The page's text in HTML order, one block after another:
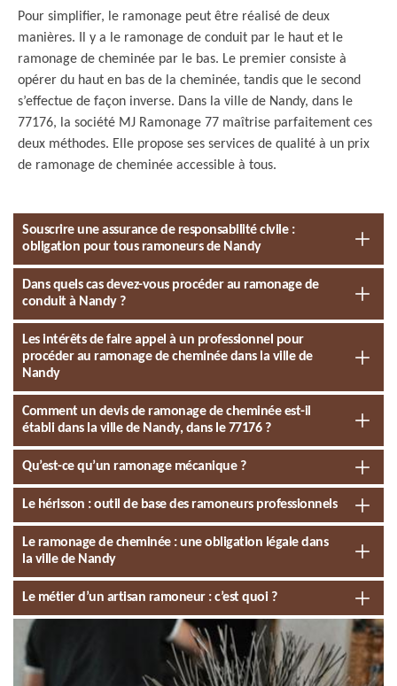
Pour simplifier, le ramonage peut être réalisé de deux
manières. Il y a le ramonage de conduit par le haut et le
ramonage de cheminée par le bas. Le premier consiste à
opérer du haut en bas de la cheminée, tandis que le second
s’effectue de façon inverse. Dans la ville de Nandy, dans le
77176, la société MJ Ramonage 77 maîtrise parfaitement ces
deux méthodes. Elle propose ses services de qualité à un prix
de ramonage de cheminée accessible à tous.
Souscrire une assurance de responsabilité civile :
obligation pour tous ramoneurs de Nandy
Dans quels cas devez-vous procéder au ramonage de
conduit à Nandy ?
Les intérêts de faire appel à un professionnel pour
procéder au ramonage de cheminée dans la ville de
Nandy
Comment un devis de ramonage de cheminée est-il
établi dans la ville de Nandy, dans le 77176 ?
Qu’est-ce qu’un ramonage mécanique ?
Le hérisson : outil de base des ramoneurs professionnels
Le ramonage de cheminée : une obligation légale dans
la ville de Nandy
Le métier d’un artisan ramoneur : c’est quoi ?